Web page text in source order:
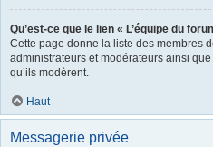
Qu’est-ce que le lien « L’équipe du
Cette page donne la liste des membres
administrateurs et modérateurs ainsi
qu’ils modèrent.
Haut
Messagerie privée